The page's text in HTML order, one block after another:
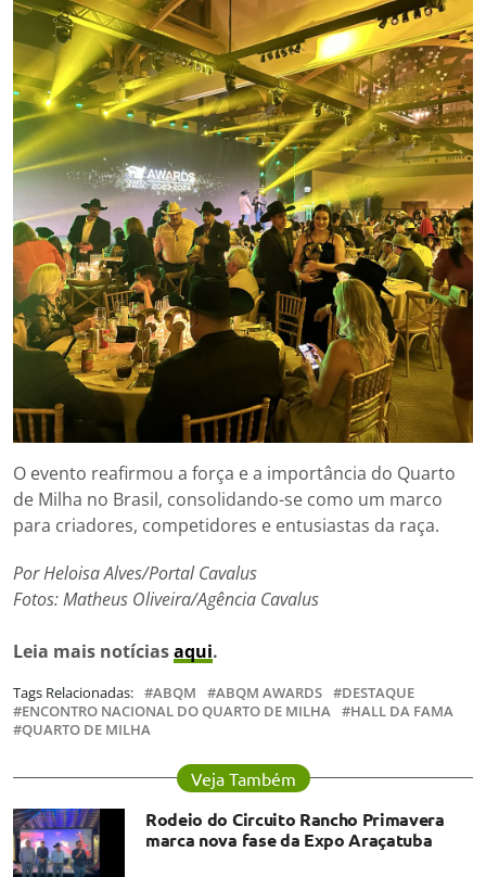
O evento reafirmou a força e a importância do Quarto
de Milha no Brasil, consolidando-se como um marco
para criadores, competidores e entusiastas da raça.
Por Heloisa Alves/Portal Cavalus
Fotos: Matheus Oliveira/Agência Cavalus
Leia mais notíciasaqui.
Tags Relacionadas: ABQM ABQM AWARDS
DESTAQUE
ENCONTRO NACIONAL DO QUARTO DE MILHA
HALL DA FAMA
QUARTO DE MILHA
Veja Também
Rodeio do Circuito Rancho Primavera
marca nova fase da Expo Araçatuba